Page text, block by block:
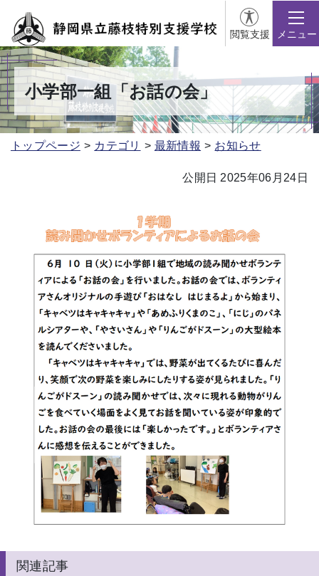
閲覧支援 メニュー
小学部一組「お話の会」
トップページ カテゴリ 最新情報 お知らせ
公開日 2025年06月24日
関連記事